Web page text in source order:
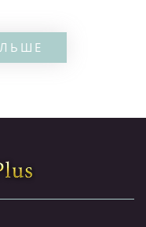
а от блиску не вистачає,
і всі їх бачили разів
дивимося: